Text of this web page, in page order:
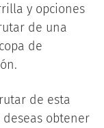
y opciones
de una
de
de esta
obtener